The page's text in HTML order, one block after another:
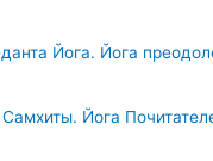
Йога. Йога
Йога